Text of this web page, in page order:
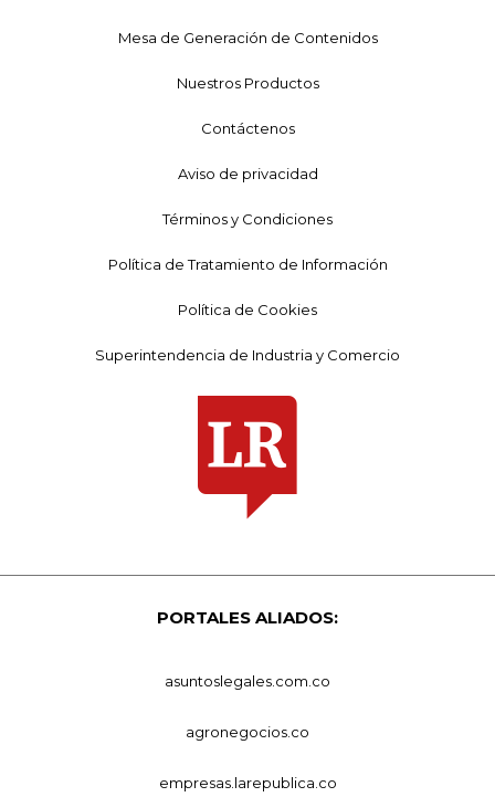
Mesa de Generación de Contenidos
Nuestros Productos
Contáctenos
Aviso de privacidad
Términos y Condiciones
Política de Tratamiento de Información
Política de Cookies
Superintendencia de Industria y Comercio
PORTALES ALIADOS:
asuntoslegales.com.co
agronegocios.co
empresas.larepublica.co